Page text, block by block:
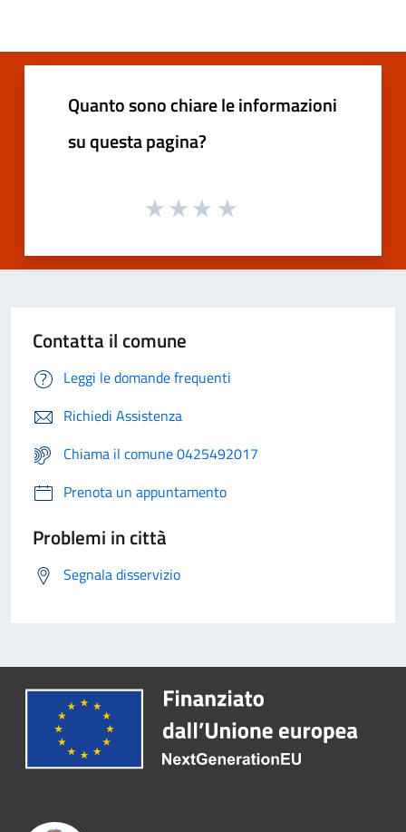
Quanto sono chiare le informazioni
su questa pagina?
Contatta il comune
Leggi le domande frequenti
Richiedi Assistenza
Chiama il comune 0425492017
Prenota un appuntamento
Problemi in città
Segnala disservizio